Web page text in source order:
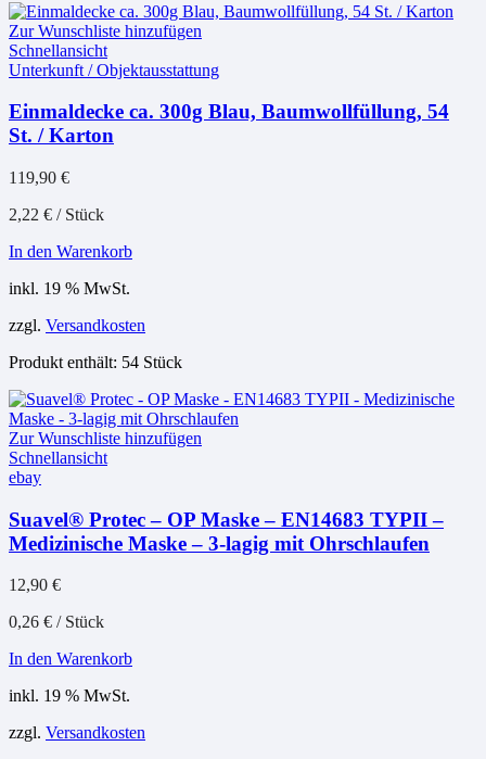
Zur Wunschliste hinzufügen
Schnellansicht
Unterkunft / Objektausstattung
Einmaldecke ca. 300g Blau, Baumwollfüllung, 54
St. / Karton
119,90 €
2,22 € / Stück
In den Warenkorb
inkl. 19 % MwSt.
zzgl. Versandkosten
Produkt enthält: 54 Stück
Zur Wunschliste hinzufügen
Schnellansicht
ebay
Suavel® Protec – OP Maske – EN14683 TYPII –
Medizinische Maske – 3-lagig mit Ohrschlaufen
12,90 €
0,26 € / Stück
In den Warenkorb
inkl. 19 % MwSt.
zzgl. Versandkosten